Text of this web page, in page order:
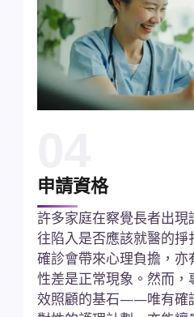
申請資格
許多家庭在察覺長者出現
往陷入是否應該就醫的掙
確診會帶來心理負擔，
性差是正常現象。然而，
效照顧的基石——唯有確